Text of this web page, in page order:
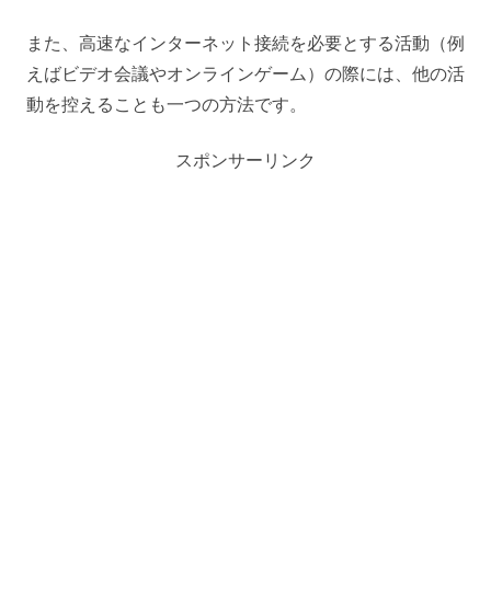
また、高速なインターネット接続を必要とする活動（例
えばビデオ会議やオンラインゲーム）の際には、他の活
動を控えることも一つの方法です。
スポンサーリンク